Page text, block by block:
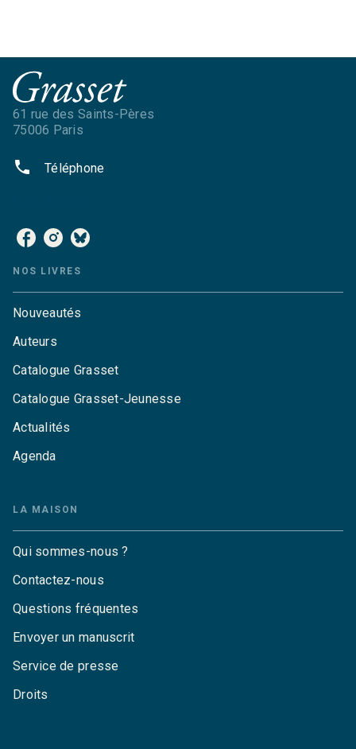
61 rue des Saints-Pères
75006 Paris
phone Téléphone
NOS LIVRES
Nouveautés
Auteurs
Catalogue Grasset
Catalogue Grasset-Jeunesse
Actualités
Agenda
LA MAISON
Qui sommes-nous ?
Contactez-nous
Questions fréquentes
Envoyer un manuscrit
Service de presse
Droits